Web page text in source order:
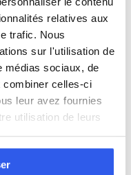
relatives aux
trafic. Nous
sur l'utilisation de
médias sociaux, de
combiner celles-ci
leur avez fournies
utilisation de leurs